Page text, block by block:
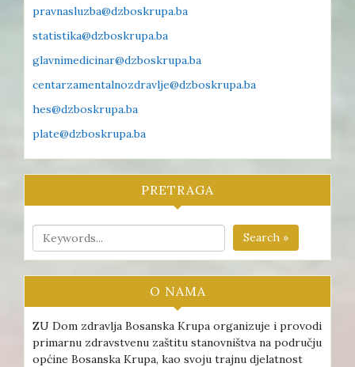
pravnasluzba@dzboskrupa.ba
statistika@dzboskrupa.ba
glavnimedicinar@dzboskrupa.ba
centarzamentalnozdravlje@dzboskrupa.ba
hes@dzboskrupa.ba
plate@dzboskrupa.ba
PRETRAGA
Search »
O NAMA
ZU Dom zdravlja Bosanska Krupa organizuje i provodi
primarnu zdravstvenu zaštitu stanovništva na području
općine Bosanska Krupa, kao svoju trajnu djelatnost